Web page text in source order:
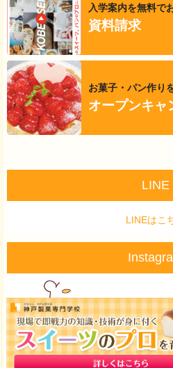
入学案内を無料で
資料請求
お菓子・パン作り
オープンキャ
LINE
LINEはこ
@kobeseika_info